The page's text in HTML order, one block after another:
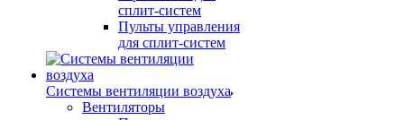
сплит-систем
Пульты управления
для сплит-систем
Системы вентиляции воздуха
Вентиляторы